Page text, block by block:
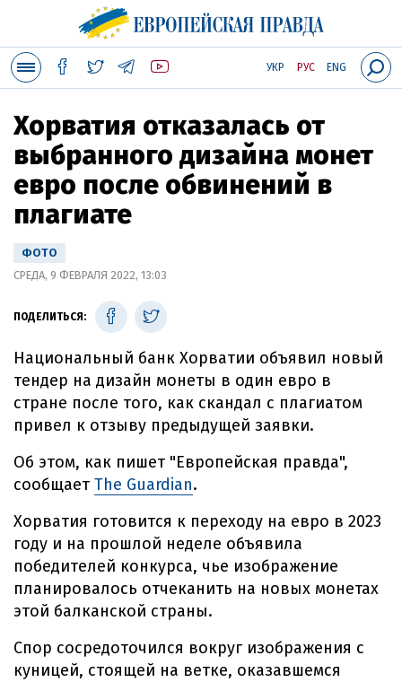
УКР РУС ENG
Хорватия отказалась от
выбранного дизайна монет
евро после обвинений в
плагиате
ФОТО
СРЕДА, 9 ФЕВРАЛЯ 2022, 13:03
ПОДЕЛИТЬСЯ:
Национальный банк Хорватии объявил новый
тендер на дизайн монеты в один евро в
стране после того, как скандал с плагиатом
привел к отзыву предыдущей заявки.
Об этом, как пишет "Европейская правда",
сообщает The Guardian.
Хорватия готовится к переходу на евро в 2023
году и на прошлой неделе объявила
победителей конкурса, чье изображение
планировалось отчеканить на новых монетах
этой балканской страны.
Спор сосредоточился вокруг изображения с
куницей, стоящей на ветке, оказавшемся